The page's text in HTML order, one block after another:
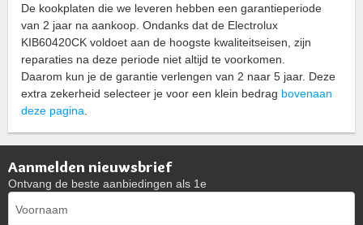
De kookplaten die we leveren hebben een garantieperiode
van 2 jaar na aankoop. Ondanks dat de Electrolux
KIB60420CK voldoet aan de hoogste kwaliteitseisen, zijn
reparaties na deze periode niet altijd te voorkomen.
Daarom kun je de garantie verlengen van 2 naar 5 jaar. Deze
extra zekerheid selecteer je voor een klein bedrag bovenaan
deze pagina
Aanmelden nieuwsbrief
Ontvang de beste aanbiedingen als 1e